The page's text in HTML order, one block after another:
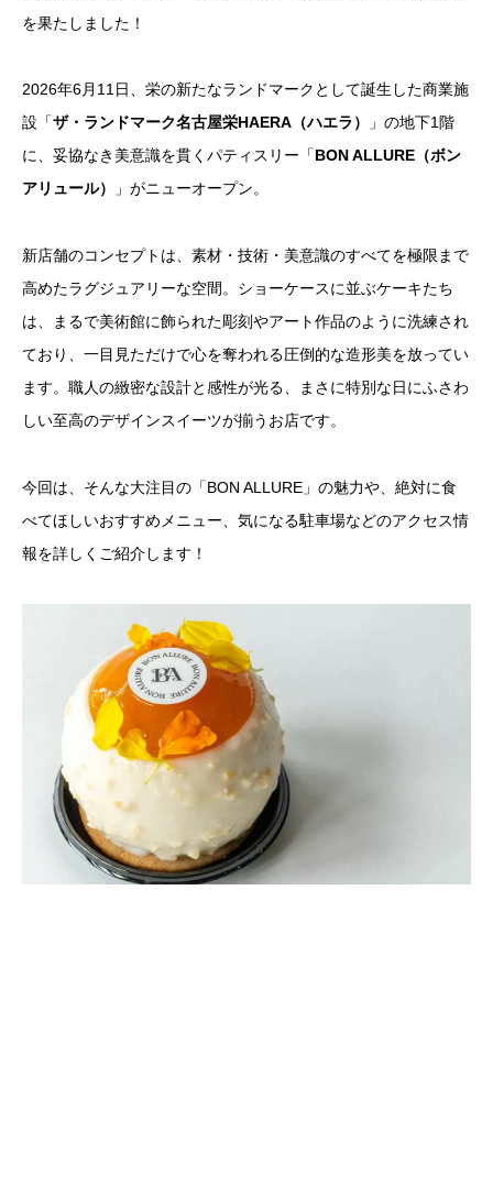
を果たしました！
2026年6月11日、栄の新たなランドマークとして誕生した商業施
設「ザ・ランドマーク名古屋栄HAERA（ハエラ）
」の地下1階
に、妥協なき美意識を貫くパティスリー「BON ALLURE（ボン
アリュール）
」がニューオープン。
新店舗のコンセプトは、素材・技術・美意識のすべてを極限まで
高めたラグジュアリーな空間。ショーケースに並ぶケーキたち
は、まるで美術館に飾られた彫刻やアート作品のように洗練され
ており、一目見ただけで心を奪われる圧倒的な造形美を放ってい
ます。職人の緻密な設計と感性が光る、まさに特別な日にふさわ
しい至高のデザインスイーツが揃うお店です。
今回は、そんな大注目の「BON ALLURE」の魅力や、絶対に食
べてほしいおすすめメニュー、気になる駐車場などのアクセス情
報を詳しくご紹介します！